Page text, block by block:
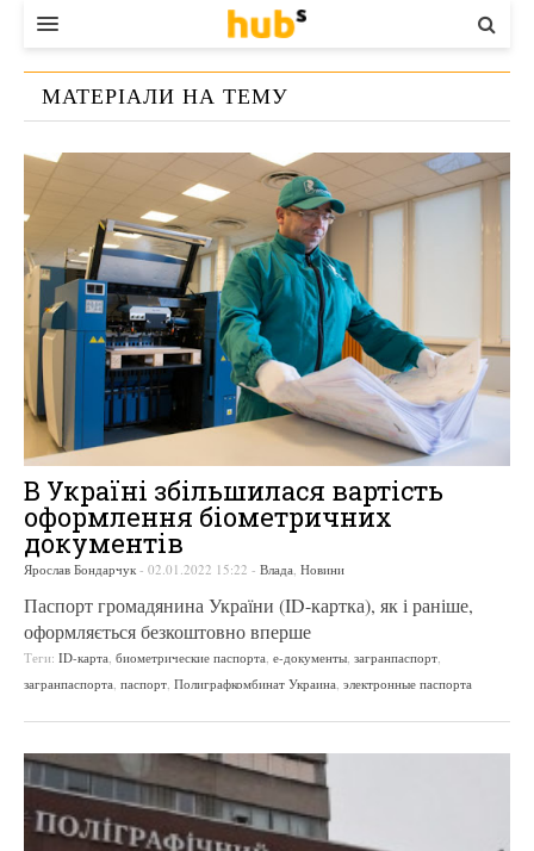
ВЛАДА
ЕКОНОМІКА
СТАРТЕР
КОНТАКТИ
МАТЕРІАЛИ НА ТЕМУ
В Україні збільшилася вартість
оформлення біометричних
документів
Ярослав Бондарчук - 02.01.2022 15:22 - Влада Новини
Паспорт громадянина України (ID-картка), як і раніше,
оформляється безкоштовно вперше
Теги: ID-карта биометрические паспорта е-документы загранпаспорт
загранпаспорта паспорт Полиграфкомбинат Украина электронные паспорта